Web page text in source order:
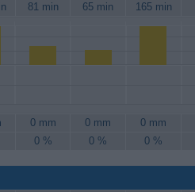
81 min 65 min 165 min
0 mm 0 mm 0 mm
0 % 0 % 0 %